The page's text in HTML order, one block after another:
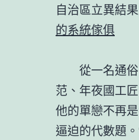
自治區立異結
的系統傢俱
從一名通俗
范、年夜國工
他的單戀不再
逼迫的代數題